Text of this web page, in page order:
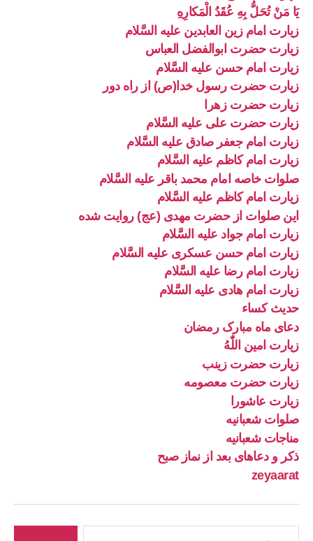
يَا مَنْ تُحَلُّ بِهِ عُقَدُ الْمَكارِهِ
زیارت امام زین العابدین علیه السَّلام
زیارت حضرت ابوالفضل العباس
زیارت امام حسن علیه السَّلام
زیارت حضرت رسول خدا(ص) از راه دور
زیارت حضرت زهرا
زیارت حضرت علی علیه السَّلام
زیارت امام جعفر صادق علیه السَّلام
زیارت امام کاظم علیه السَّلام
صلوات خاصه امام محمد باقر علیه السَّلام
زیارت امام کاظم علیه السَّلام
این صلوات از حضرت مهدی (عج) روایت شده
زیارت امام جواد علیه السَّلام
زیارت امام حسن عسکری علیه السَّلام
زیارت امام رضا علیه السَّلام
زیارت امام هادی علیه السَّلام
حدیث کساء
دعای ماه مبارک رمضان
زیارت امین اللّٰهُ
زیارت حضرت زینب
زیارت حضرت معصومه
زیارت عاشورا
صلوات شعبانیه
مناجات شعبانیه
ذکر و دعاهای بعد از نماز صبح
zeyaarat